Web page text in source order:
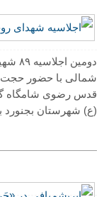
شمالی با حضور
قدس رضوی شامگاه
(ع) شهرستان بجنورد